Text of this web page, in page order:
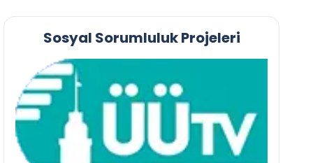
Sosyal Sorumluluk Projeleri